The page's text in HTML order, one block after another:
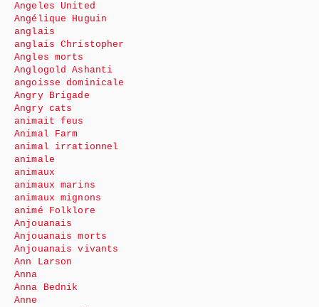
Angeles United
Angélique Huguin
anglais
anglais Christopher
Angles morts
Anglogold Ashanti
angoisse dominicale
Angry Brigade
Angry cats
animait feus
Animal Farm
animal irrationnel
animale
animaux
animaux marins
animaux mignons
animé Folklore
Anjouanais
Anjouanais morts
Anjouanais vivants
Ann Larson
Anna
Anna Bednik
Anne